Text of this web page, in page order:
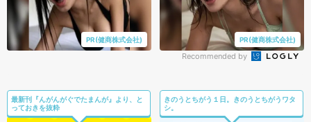
PR(健商株式会社) PR(健商株式会社)
Recommended by
最新刊『んがんがぐでたまんが』より、と
っておきを抜粋
きのうとちがう１日。きのうとちがうワタ
シ。